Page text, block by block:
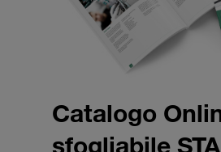
Catalogo
sfogliabile